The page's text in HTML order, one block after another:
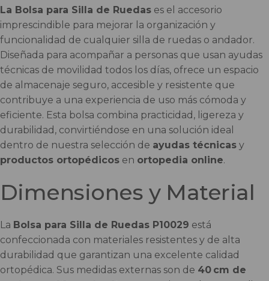
La Bolsa para Silla de Ruedas es el accesorio
imprescindible para mejorar la organización y
funcionalidad de cualquier silla de ruedas o andador.
Diseñada para acompañar a personas que usan ayudas
técnicas de movilidad todos los días, ofrece un espacio
de almacenaje seguro, accesible y resistente que
contribuye a una experiencia de uso más cómoda y
eficiente. Esta bolsa combina practicidad, ligereza y
durabilidad, convirtiéndose en una solución ideal
dentro de nuestra selección de ayudas técnicas y
productos ortopédicos en ortopedia online.
Dimensiones y Material
La Bolsa para Silla de Ruedas P10029 está
confeccionada con materiales resistentes y de alta
durabilidad que garantizan una excelente calidad
ortopédica. Sus medidas externas son de 40 cm de